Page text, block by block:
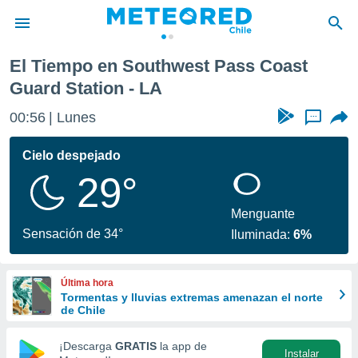
de
para
la
calidad.
a este
forma
digital
El Tiempo en Southwest Pass Coast
Guard Station - LA
00:56 Lunes ...
Cielo despejado
29°
Sensación de 34°
Menguante
Iluminada:6%
Última hora
Tormentas y lluvias extremas amenazan el norte
de Chile
¡Descarga GRATIS la app de
Instalar